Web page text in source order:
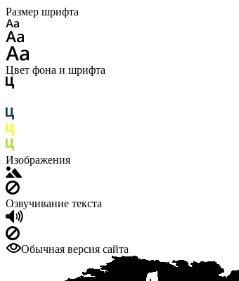
Размер шрифта
Цвет фона и шрифта
Изображения
Озвучивание текста
Обычная версия сайта